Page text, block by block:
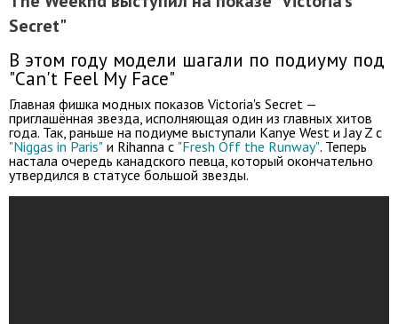
Secret"
В этом году модели шагали по подиуму под
"Can't Feel My Face"
Главная фишка модных показов Victoria's Secret —
приглашённая звезда, исполняющая один из главных хитов
года. Так, раньше на подиуме выступали Kanye West и Jay Z с
"Niggas in Paris" и Rihanna с "Fresh Off the Runway". Теперь
настала очередь канадского певца, который окончательно
утвердился в статусе большой звезды.